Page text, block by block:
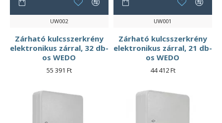
UW002
Zárható kulcsszerkrény
elektronikus zárral, 32 db-
os WEDO
55 391 Ft
UW001
Zárható kulcsszerkrény
elektronikus zárral, 21 db-
os WEDO
44 412 Ft